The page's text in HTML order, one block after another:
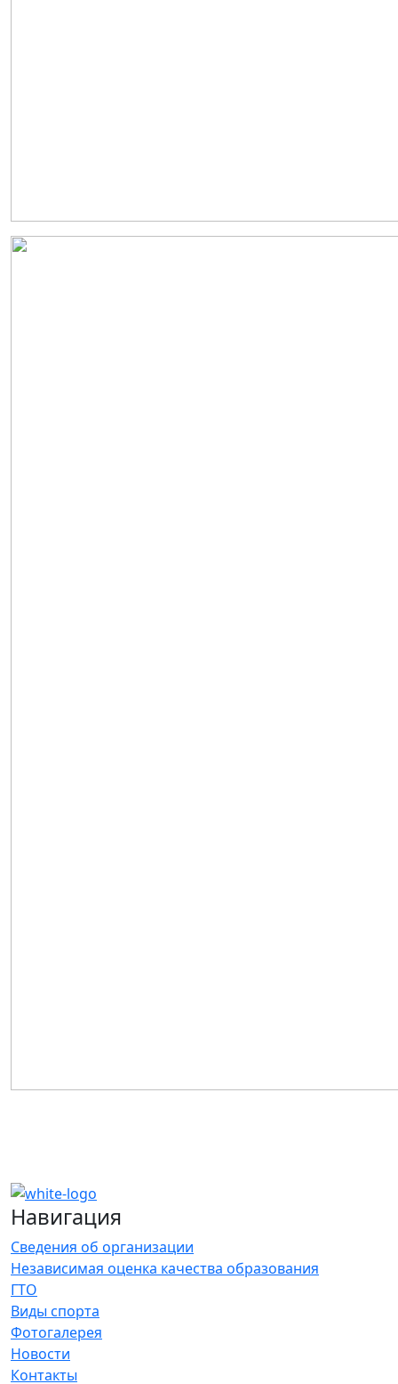
Навигация
Сведения об организации
Независимая оценка качества образования
ГТО
Виды спорта
Фотогалерея
Новости
Контакты